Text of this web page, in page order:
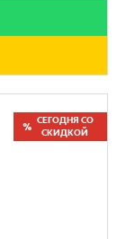
СЕГОДНЯ СО
СКИДКОЙ